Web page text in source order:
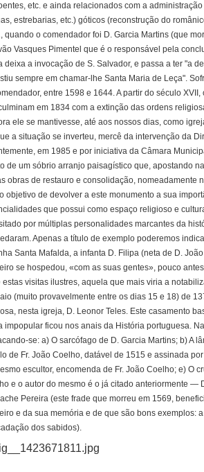
etc. e ainda relacionados com a
estrebarias, etc.) góticos (reconstrução do
quando o comendador foi D. Garcia Martins (que
Vasques Pimentel que é o responsável pela
deixa a invocação de S. Salvador, e passa a ter "a
sempre em chamar-lhe Santa Maria de Leça".
entre 1598 e 1644. A partir do século
em 1834 com a extinção das ordens
ele se mantivesse, até aos nossos dias, como
a situação se inverteu, mercê da intervenção da
em 1985 e por iniciativa da Câmara
de um sóbrio arranjo paisagístico que, apostando
obras de restauro e consolidação, nomeadamente
objetivo de devolver a este monumento a sua
que possui como espaço religioso e
por múltiplas personalidades marcantes da
Apenas a título de exemplo poderemos
Santa Mafalda, a infanta D. Filipa (neta de D.
se hospedou, «com as suas gentes», pouco
estas visitas ilustres, aquela que mais viria a
(muito provavelmente entre os dias 15 e 18) de
nesta igreja, D. Leonor Teles. Este casamento
impopular ficou nos anais da História portuguesa.
se: a) O sarcófago de D. Garcia Martins; b) A
de Fr. João Coelho, datável de 1515 e assinada
escultor, encomenda de Fr. João Coelho; e) O
e o autor do mesmo é o já citado anteriormente —
Pereira (este frade que morreu em 1569,
e da sua memória e de que são bons exemplos:
dos sabidos).